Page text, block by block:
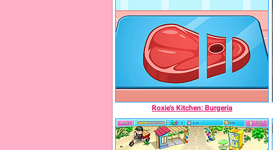
Roxie's Kitchen: Burgeria